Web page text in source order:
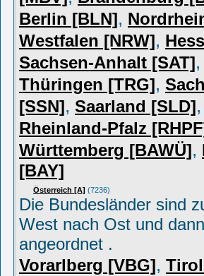
Berlin [BLN],
Westfalen [NRW],
Sachsen-Anhalt [SAT],
Thüringen [TRG],
[SSN], Saarland [SLD],
Rheinland-Pfalz
Württemberg [BAWÜ],
[BAY]
Österreich [A] (7236)
Die Bundesländer sind
West nach Ost und
angeordnet .
Vorarlberg [VBG],